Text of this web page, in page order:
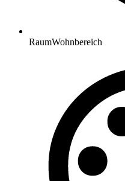
RaumWohnbereich